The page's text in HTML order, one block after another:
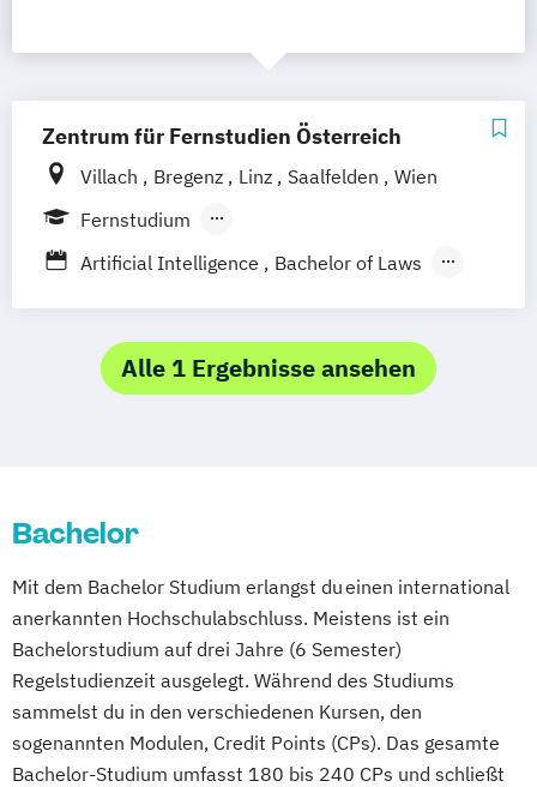
Zentrum für Fernstudien Österreich
Villach Bregenz Linz Saalfelden
Wien
Fernstudium
Berufsbegleitendes Präsenzstudium
Artificial Intelligence
Bachelor of Laws
Geschichte Europas - Epochen
Umbrüche Verflechtungen Informatik
Softwareentwicklung
Rechtswissenschaften
Nawi-Tec für Schüler*innen
Neuere deutsche Literatur im
medienkulturellen Kontext
Philosophie - Philosophie im europäischen
Kontext
Alle 1 Ergebnisse ansehen
Bachelor
Mit dem Bachelor Studium erlangst du einen international
anerkannten Hochschulabschluss. Meistens ist ein
Bachelorstudium auf drei Jahre (6 Semester)
Regelstudienzeit ausgelegt. Während des Studiums
sammelst du in den verschiedenen Kursen, den
sogenannten Modulen, Credit Points (CPs). Das gesamte
Bachelor-Studium umfasst 180 bis 240 CPs und schließt